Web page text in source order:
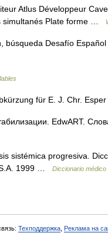
Atlus Développeur
simultanés Plate forme …
búsqueda Desafío
für E. J. Chr.
EdwART.
sistémica progresiva.
S.A. 1999 …
Diccionario médico
Техподдержка Реклама на